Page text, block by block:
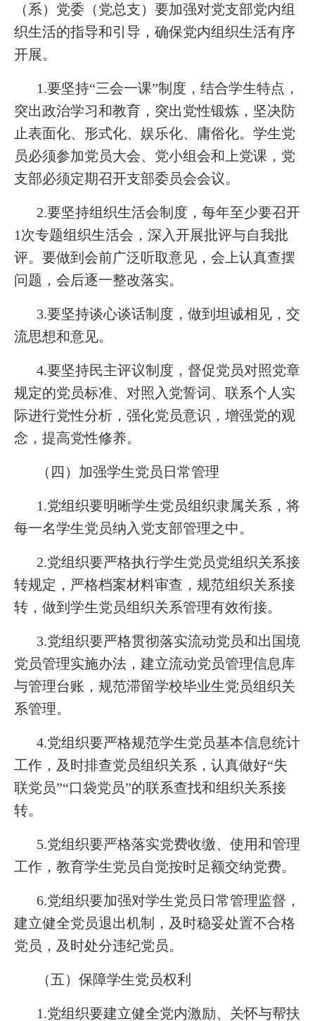
（系）党委（党总支）要加强对党支部党内组
织生活的指导和引导，确保党内组织生活有序
开展。
1.要坚持“三会一课”制度，结合学生特点，
突出政治学习和教育，突出党性锻炼，坚决防
止表面化、形式化、娱乐化、庸俗化。学生党
员必须参加党员大会、党小组会和上党课，党
支部必须定期召开支部委员会会议。
2.要坚持组织生活会制度，每年至少要召开
1次专题组织生活会，深入开展批评与自我批
评。要做到会前广泛听取意见，会上认真查摆
问题，会后逐一整改落实。
3.要坚持谈心谈话制度，做到坦诚相见，交
流思想和意见。
4.要坚持民主评议制度，督促党员对照党章
规定的党员标准、对照入党誓词、联系个人实
际进行党性分析，强化党员意识，增强党的观
念，提高党性修养。
（四）加强学生党员日常管理
1.党组织要明晰学生党员组织隶属关系，将
每一名学生党员纳入党支部管理之中。
2.党组织要严格执行学生党员党组织关系接
转规定，严格档案材料审查，规范组织关系接
转，做到学生党员组织关系管理有效衔接。
3.党组织要严格贯彻落实流动党员和出国境
党员管理实施办法，建立流动党员管理信息库
与管理台账，规范滞留学校毕业生党员组织关
系管理。
4.党组织要严格规范学生党员基本信息统计
工作，及时排查党员组织关系，认真做好“失
联党员”“口袋党员”的联系查找和组织关系接
转。
5.党组织要严格落实党费收缴、使用和管理
工作，教育学生党员自觉按时足额交纳党费。
6.党组织要加强对学生党员日常管理监督，
建立健全党员退出机制，及时稳妥处置不合格
党员，及时处分违纪党员。
（五）保障学生党员权利
1.党组织要建立健全党内激励、关怀与帮扶